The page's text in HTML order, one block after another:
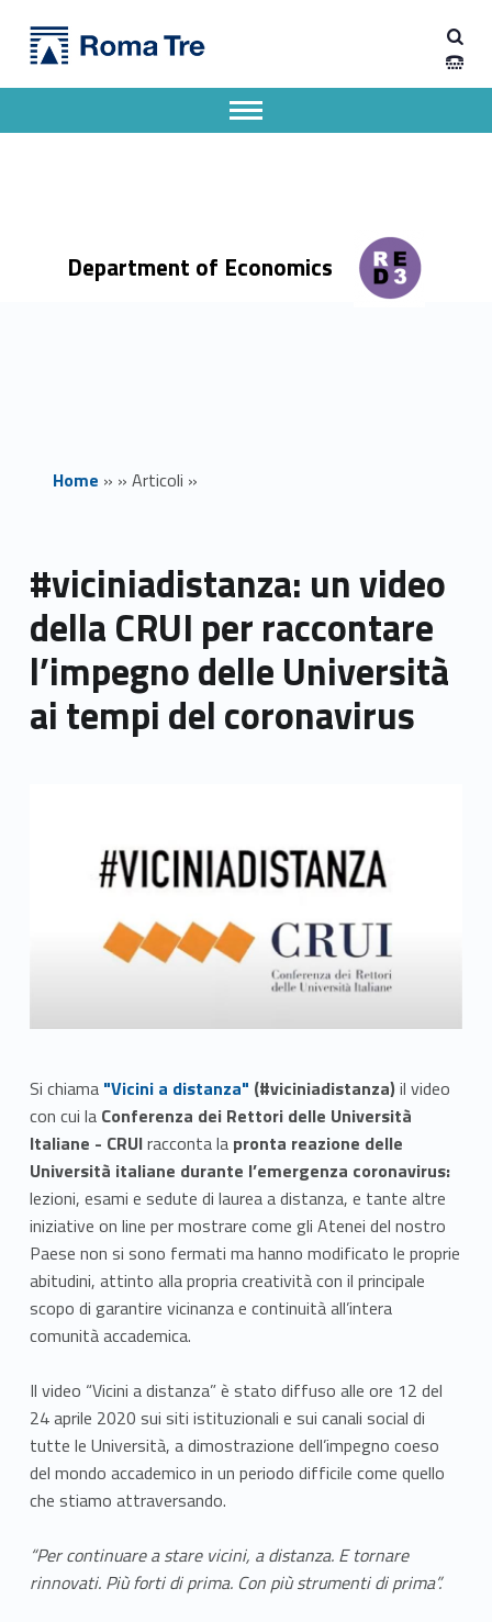
#viciniadistanza: un video della CRUI per raccontare l’impegno delle Università ai tempi del coronavirus - Dipartimento di Economia
Department of Economics
Apri il menu secondario
Header info sidebar
Home » » Articoli »
#viciniadistanza: un video
della CRUI per raccontare
l’impegno delle Università
ai tempi del coronavirus
Si chiama Link identifier #identifier__178467-1
"Vicini a distanza" (#viciniadistanza)il video
con cui la Conferenza dei Rettori delle Università
Italiane - CRUIracconta la pronta reazione delle
Università italiane durante l’emergenza coronavirus:
lezioni, esami e sedute di laurea a distanza, e tante altre
iniziative on line per mostrare come gli Atenei del nostro
Paese non si sono fermati ma hanno modificato le proprie
abitudini, attinto alla propria creatività con il principale
scopo di garantire vicinanza e continuità all’intera
comunità accademica.
Il video “Vicini a distanza” è stato diffuso alle ore 12 del
24 aprile 2020 sui siti istituzionali e sui canali social di
tutte le Università, a dimostrazione dell’impegno coeso
del mondo accademico in un periodo difficile come quello
che stiamo attraversando.
“Per continuare a stare vicini, a distanza. E tornare
rinnovati. Più forti di prima. Con più strumenti di prima”.